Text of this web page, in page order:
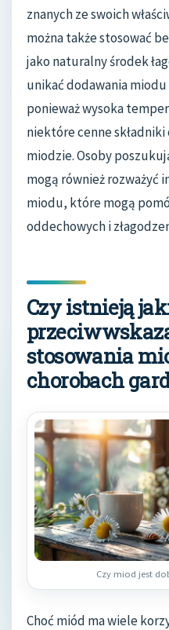
znanych ze swoich
można także stosować
jako naturalny środek
unikać dodawania
ponieważ wysoka
niektóre cenne
miodzie. Osoby
mogą również rozważyć
miodu, które mogą
oddechowych i
Czy istnieją
stosowania
chorobach
Czy miod jest
Choć miód ma wiele